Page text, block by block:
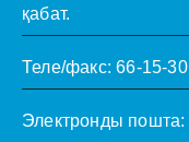
қабат.
Теле/факс: 66-15-30
Электронды пошта: